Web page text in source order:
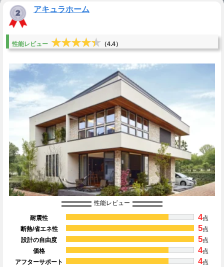
アキュラホーム
性能レビュー ★★★★★
★★★★★ （4.4）
性能レビュー
耐震性 4点
断熱/省エネ性
5点
設計の自由度
5点
価格
4点
アフターサポート
4点